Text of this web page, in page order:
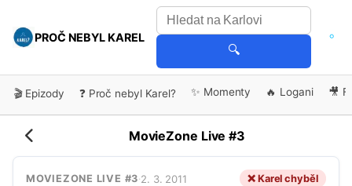
PROČ NEBYL KAREL
🔍
🎬 Epizody ❓ Proč nebyl Karel? ✨ Momenty 🔥 Logani 🎥
MovieZone Live #3
MOVIEZONE LIVE #3·2. 3. 2011 ❌ Karel chyběl